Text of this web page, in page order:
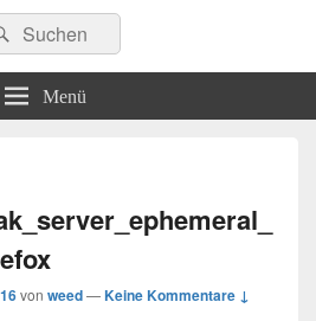
Suchen
Menü
von weed—Keine Kommentare ↓